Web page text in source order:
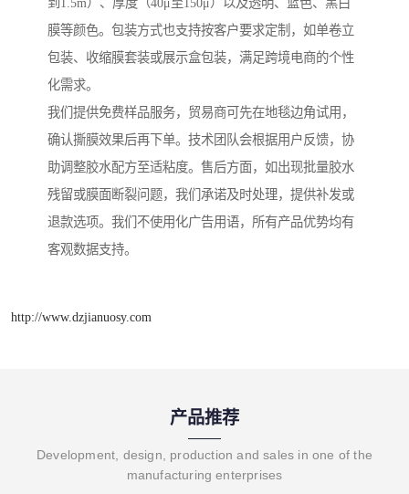
膜等颜色。包装方式也支持按客户要求定制，如单卷立
包装、收缩膜套装或展示盒包装，满足跨境电商的个性
化需求。
我们提供免费样品服务，贸易商可先在地毯边角试用，
确认撕膜效果后再下单。技术团队会根据用户反馈，协
助调整胶水配方至适粘度。售后方面，如出现批量胶水
残留或膜面断裂问题，我们承诺及时处理，提供补发或
退款选项。我们不使用化广告用语，所有产品优势均有
客观数据支持。
http://www.dzjianuosy.com
产品推荐
Development, design, production and sales in one of the
manufacturing enterprises